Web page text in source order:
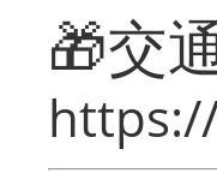
🎁交